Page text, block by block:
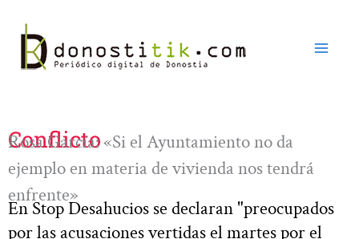
contenido
Conflicto
Rosa García: «Si el Ayuntamiento no da
ejemplo en materia de vivienda nos tendrá
enfrente»
En Stop Desahucios se declaran "preocupados
por las acusaciones vertidas el martes por el